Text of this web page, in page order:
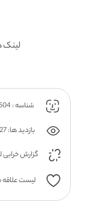
لینک
شناسه : 2504
بازدید ها: 1527
گزارش خرابی
لیست